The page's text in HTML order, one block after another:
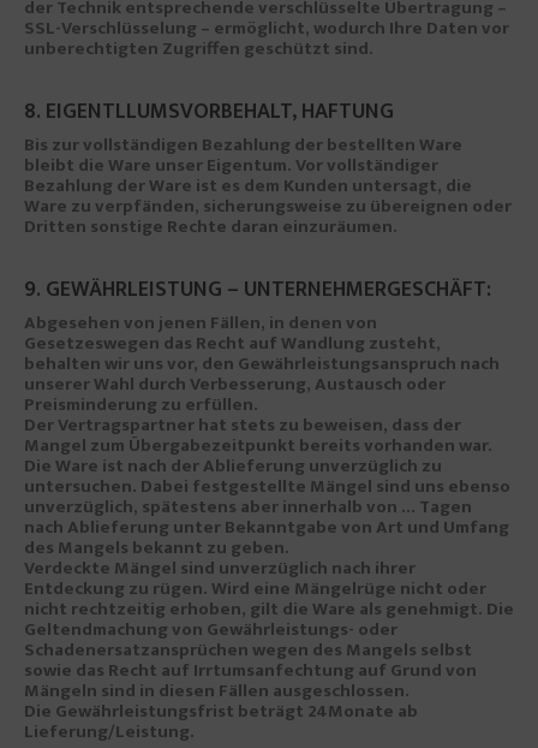
der Technik entsprechende verschlüsselte Übertragung –
SSL-Verschlüsselung – ermöglicht, wodurch Ihre Daten vor
unberechtigten Zugriffen geschützt sind.
8. EIGENTLLUMSVORBEHALT, HAFTUNG
Bis zur vollständigen Bezahlung der bestellten Ware
bleibt die Ware unser Eigentum. Vor vollständiger
Bezahlung der Ware ist es dem Kunden untersagt, die
Ware zu verpfänden, sicherungsweise zu übereignen oder
Dritten sonstige Rechte daran einzuräumen.
9. GEWÄHRLEISTUNG – UNTERNEHMERGESCHÄFT:
Abgesehen von jenen Fällen, in denen von
Gesetzeswegen das Recht auf Wandlung zusteht,
behalten wir uns vor, den Gewährleistungsanspruch nach
unserer Wahl durch Verbesserung, Austausch oder
Preisminderung zu erfüllen.
Der Vertragspartner hat stets zu beweisen, dass der
Mangel zum Übergabezeitpunkt bereits vorhanden war.
Die Ware ist nach der Ablieferung unverzüglich zu
untersuchen. Dabei festgestellte Mängel sind uns ebenso
unverzüglich, spätestens aber innerhalb von … Tagen
nach Ablieferung unter Bekanntgabe von Art und Umfang
des Mangels bekannt zu geben.
Verdeckte Mängel sind unverzüglich nach ihrer
Entdeckung zu rügen. Wird eine Mängelrüge nicht oder
nicht rechtzeitig erhoben, gilt die Ware als genehmigt. Die
Geltendmachung von Gewährleistungs- oder
Schadenersatzansprüchen wegen des Mangels selbst
sowie das Recht auf Irrtumsanfechtung auf Grund von
Mängeln sind in diesen Fällen ausgeschlossen.
Die Gewährleistungsfrist beträgt 24Monate ab
Lieferung/Leistung.